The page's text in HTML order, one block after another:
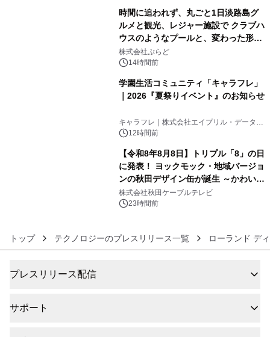
時間に追われず、丸ごと1日淡路島グ
ルメと観光、レジャー施設で クラブハ
ウスのようなプールと、変わった形の
サウナも 「THE BOXY AWAJI」のお
得な素泊まり連泊プランで
株式会社ぷらど
14時間前
学園生活コミュニティ「キャラフレ」
｜2026『夏祭りイベント』のお知らせ
キャラフレ｜株式会社エイプリル・データ・
デザインズ
12時間前
【令和8年8月8日】トリプル「8」の日
に発表！ ヨックモック・地域バージョ
ンの秋田デザイン缶が誕生 ～かわいい
秋田犬の子犬と秋田の四季と名所を巡
るパッケージ～ 9月1日(火)秋田県内で
株式会社秋田ケーブルテレビ
23時間前
トップ テクノロジーのプレスリリース一覧 ローランド デ
プレスリリース配信
サポート